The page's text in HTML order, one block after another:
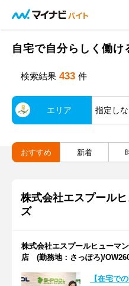
自宅で自分らしく働
検索結果 433 件
エリア 指定し
おすすめ 新着
株式会社エスプール
ズ
株式会社エスプールヒューマ
店 (勤務地：さっぽろ)/
【在宅で